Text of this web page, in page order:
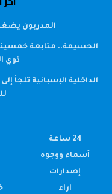
المدربون
الحسيمة.. متابعة
ذوي
24 ساعة
أسماء ووجوه
إصدارات
اراء